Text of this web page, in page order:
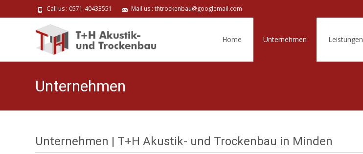
Call us : 0571-40433551 Mail us : thtrockenbau@googlemail.com
Home Unternehmen Leistungen
Unternehmen
Unternehmen | T+H Akustik- und Trockenbau in Minden